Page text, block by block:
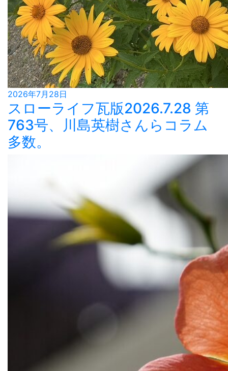
2026年7月28日
スローライフ瓦版2026.7.28 第
763号、川島英樹さんらコラム
多数。